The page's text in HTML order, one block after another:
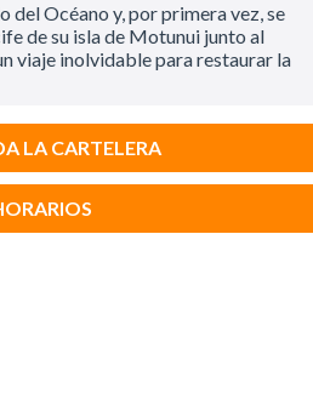
del Océano y, por primera vez, se
de su isla de Motunui junto al
viaje inolvidable para restaurar la
LA CARTELERA